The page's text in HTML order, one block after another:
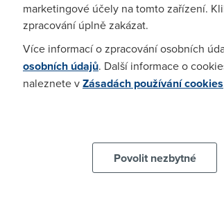
tim lip.
18:03:52)
kdyz chci prejit na 512/128 s 3 gb
15:41:56)
změnu jste nežádal, proč by se platilo? A
marketingové účely na tomto zařízení.
zpracování úplně zakázat.
Více informací o zpracování osobních
osobních údajů. Další informace o
naleznete vZásadách používání cookies
Povolit nezbytné